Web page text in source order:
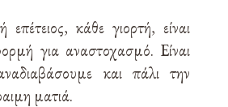
κάθε γιορτή, είναι
για αναστοχασμό. Είναι
και πάλι την
ματιά.